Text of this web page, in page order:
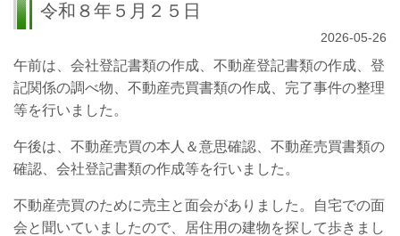
令和８年５月２５日
2026-05-26
午前は、会社登記書類の作成、不動産登記書類の作成、登
記関係の調べ物、不動産売買書類の作成、完了事件の整理
等を行いました。
午後は、不動産売買の本人＆意思確認、不動産売買書類の
確認、会社登記書類の作成等を行いました。
不動産売買のために売主と面会がありました。自宅での面
会と聞いていましたので、居住用の建物を探して歩きまし